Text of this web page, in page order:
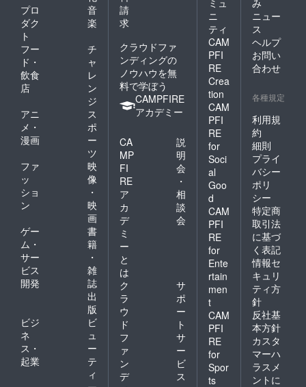
プロ
ダク
ト
音
楽
フー
ド・
飲食
店
チ
ャ
レ
ン
ジ
アニ
メ・
漫画
ス
ポ
ー
ツ
ファ
ッ
ショ
ン
映
像
・
映
画
ゲー
ム・
サー
ビス
開発
書
籍
・
雑
誌
出
版
ビジ
ネ
ス・
起業
ビ
ュ
ー
テ
ィ
請
求
クラウドファ
ンディングの
ノウハウを無
料で学ぼう
CAMPFIRE
アカデミー
CA
MP
FI
RE
ア
カ
デ
ミ
ー
と
は
説
明
会
・
相
談
会
ク
ラ
ウ
ド
フ
ァ
ン
デ
サ
ポ
ー
ト
サ
ー
ビ
ス
ミュ
ニ
ティ
CAM
PFI
RE
Crea
tion
CAM
PFI
RE
for
Soci
al
Goo
d
CAM
PFI
RE
for
Ente
rtain
men
t
CAM
PFI
RE
for
Spor
ts
み
ニュー
ス
ヘルプ
お問い
合わせ
各種規定
利用規
約
細則
プライ
バシー
ポリ
シー
特定商
取引法
に基づ
く表記
情報セ
キュリ
ティ方
針
反社基
本方針
カスタ
マーハ
ラスメ
ントに